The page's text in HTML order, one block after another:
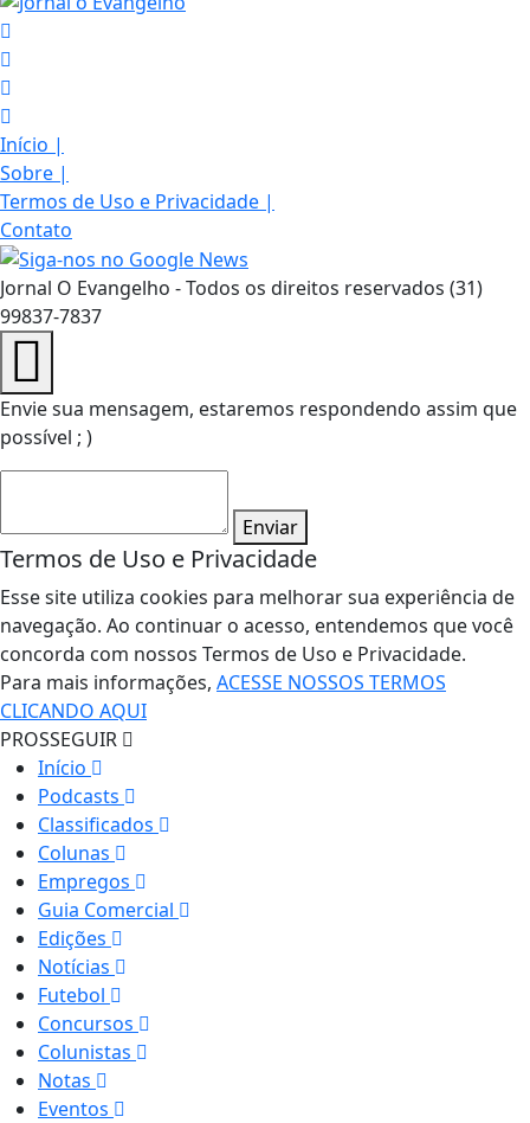
Início |
Sobre |
Termos de Uso e Privacidade |
Contato
Jornal O Evangelho - Todos os direitos reservados (31)
99837-7837
Envie sua mensagem, estaremos respondendo assim que
possível ; )
Enviar
Termos de Uso e Privacidade
Esse site utiliza cookies para melhorar sua experiência de
navegação. Ao continuar o acesso, entendemos que você
concorda com nossos Termos de Uso e Privacidade.
Para mais informações, ACESSE NOSSOS TERMOS
CLICANDO AQUI
PROSSEGUIR
Início
Podcasts
Classificados
Colunas
Empregos
Guia Comercial
Edições
Notícias
Futebol
Concursos
Colunistas
Notas
Eventos